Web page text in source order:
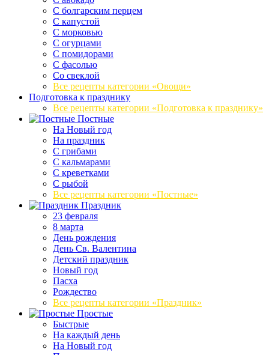
С болгарским перцем
С капустой
С морковью
С огурцами
С помидорами
С фасолью
Со свеклой
Все рецепты категории «Овощи»
Подготовка к празднику
Все рецепты категории «Подготовка к празднику»
Постные
На Новый год
На праздник
С грибами
С кальмарами
С креветками
С рыбой
Все рецепты категории «Постные»
Праздник
23 февраля
8 марта
День рождения
День Св. Валентина
Детский праздник
Новый год
Пасха
Рождество
Все рецепты категории «Праздник»
Простые
Быстрые
На каждый день
На Новый год